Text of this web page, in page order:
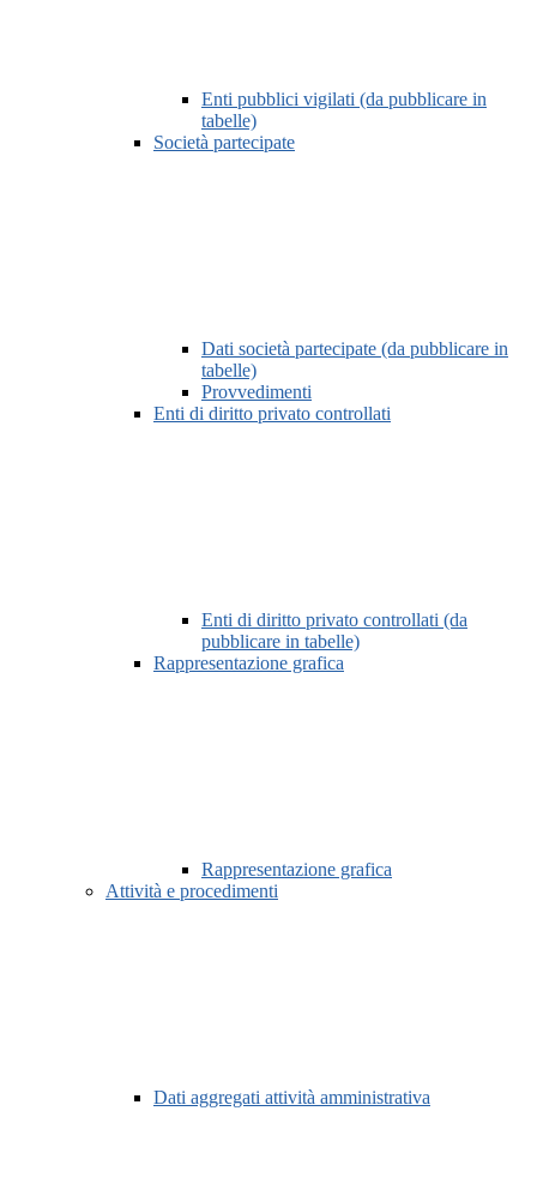
Enti pubblici vigilati (da pubblicare in
tabelle)
Società partecipate
Dati società partecipate (da pubblicare in
tabelle)
Provvedimenti
Enti di diritto privato controllati
Enti di diritto privato controllati (da
pubblicare in tabelle)
Rappresentazione grafica
Rappresentazione grafica
Attività e procedimenti
Dati aggregati attività amministrativa